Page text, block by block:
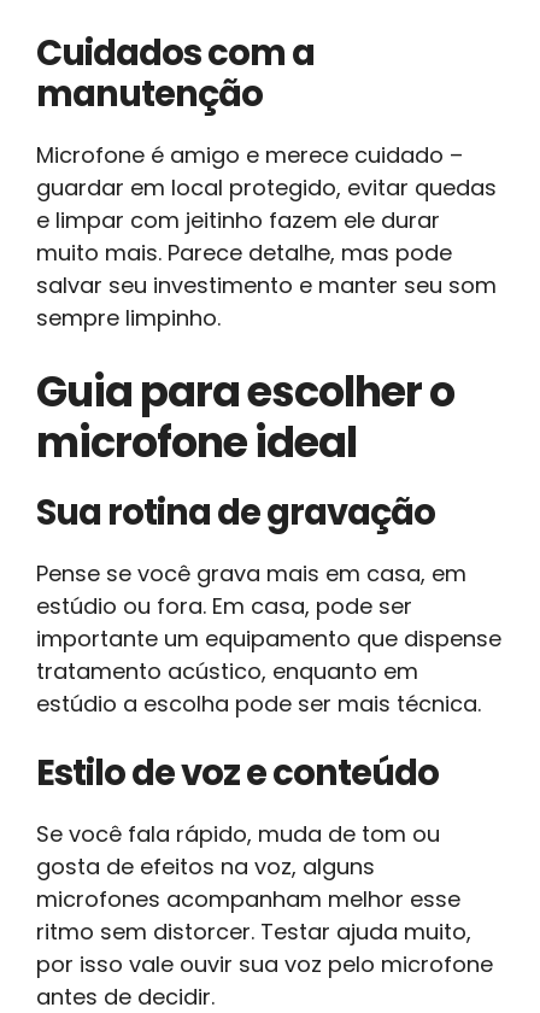
Cuidados com a
manutenção
Microfone é amigo e merece cuidado –
guardar em local protegido, evitar quedas
e limpar com jeitinho fazem ele durar
muito mais. Parece detalhe, mas pode
salvar seu investimento e manter seu som
sempre limpinho.
Guia para escolher o
microfone ideal
Sua rotina de gravação
Pense se você grava mais em casa, em
estúdio ou fora. Em casa, pode ser
importante um equipamento que dispense
tratamento acústico, enquanto em
estúdio a escolha pode ser mais técnica.
Estilo de voz e conteúdo
Se você fala rápido, muda de tom ou
gosta de efeitos na voz, alguns
microfones acompanham melhor esse
ritmo sem distorcer. Testar ajuda muito,
por isso vale ouvir sua voz pelo microfone
antes de decidir.